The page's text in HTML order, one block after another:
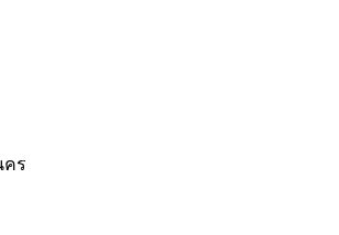
คร